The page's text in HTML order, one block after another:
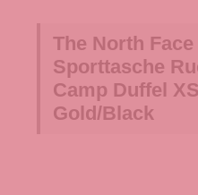
The North Face
Sporttasche
Camp Duffel
Gold/Black